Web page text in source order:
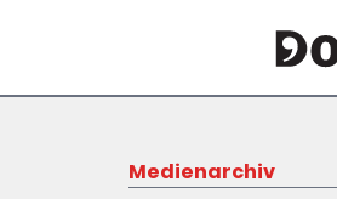
Medienarchiv